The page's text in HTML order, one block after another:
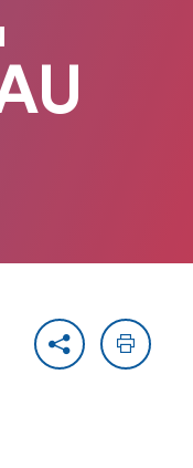
PartagerImprimer